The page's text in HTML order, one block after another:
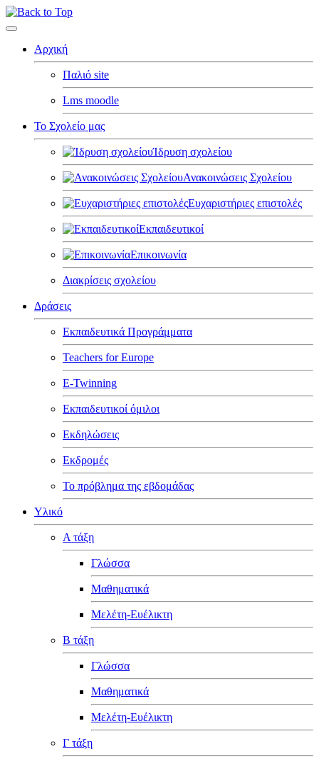
Αρχική
Παλιό site
Lms moodle
Το Σχολείο μας
Ίδρυση σχολείου
Ανακοινώσεις Σχολείου
Ευχαριστήριες επιστολές
Εκπαιδευτικοί
Επικοινωνία
Διακρίσεις σχολείου
Δράσεις
Εκπαιδευτικά Προγράμματα
Teachers for Europe
E-Twinning
Εκπαιδευτικοί όμιλοι
Εκδηλώσεις
Εκδρομές
Το πρόβλημα της εβδομάδας
Υλικό
Α τάξη
Γλώσσα
Μαθηματικά
Μελέτη-Ευέλικτη
Β τάξη
Γλώσσα
Μαθηματικά
Μελέτη-Ευέλικτη
Γ τάξη